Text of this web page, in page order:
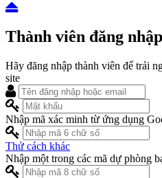
Thành viên đăng nhập
Hãy đăng nhập thành viên để trải
site
Nhập mã xác minh từ ứng dụng
Thử cách khác
Nhập một trong các mã dự phòng